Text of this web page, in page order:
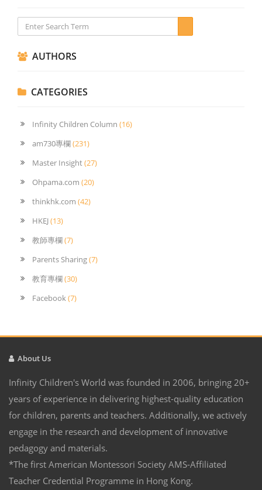
AUTHORS
CATEGORIES
Infinity Children Column (16)
am730專欄(231)
Master Insight(27)
Ohpama.com (20)
thinkhk.com (42)
HKEJ(13)
教師專欄(7)
Parents Sharing(7)
教育專欄(30)
Facebook(7)
About Us
Infinity Children's World was founded in 2006, bringing 20+
years of experience in delivering highest-quality education
for children, parents and teachers. Additionally, we actively
engage in the research and development of innovative
pedagogy and materials.
*The first American Montessori Society AMS-Affiliated
Teacher Credential Programme in Hong Kong.